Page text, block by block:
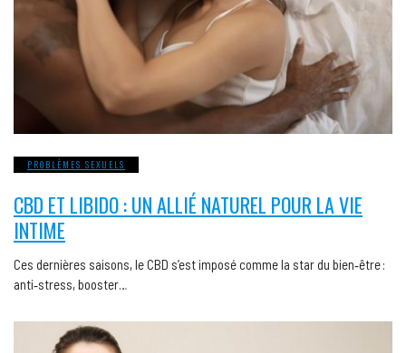
PROBLÈMES SEXUELS
CBD ET LIBIDO : UN ALLIÉ NATUREL POUR LA VIE
INTIME
Ces dernières saisons, le CBD s’est imposé comme la star du bien‑être :
anti‑stress, booster…